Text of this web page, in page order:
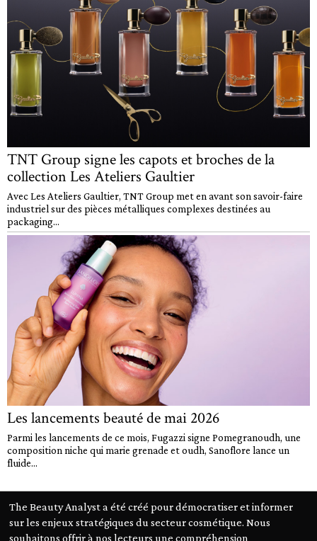
TNT Group signe les capots et broches de la
collection Les Ateliers Gaultier
Avec Les Ateliers Gaultier, TNT Group met en avant son savoir-faire
industriel sur des pièces métalliques complexes destinées au
packaging...
Les lancements beauté de mai 2026
Parmi les lancements de ce mois, Fugazzi signe Pomegranoudh, une
composition niche qui marie grenade et oudh, Sanoflore lance un
fluide...
The Beauty Analyst a été créé pour démocratiser et informer
sur les enjeux stratégiques du secteur cosmétique. Nous
souhaitons offrir à nos lecteurs une compréhension